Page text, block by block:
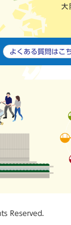
よくある質問は こ
Reserved.